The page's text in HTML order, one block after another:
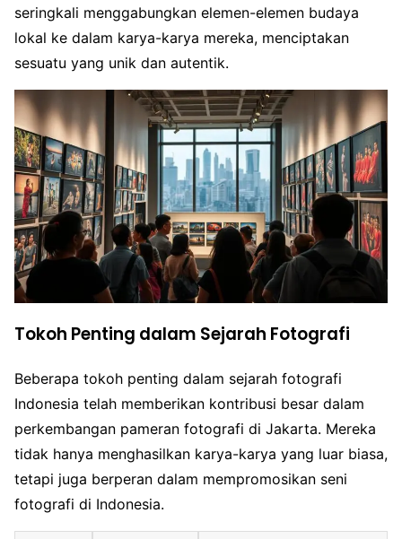
seringkali menggabungkan elemen-elemen budaya
lokal ke dalam karya-karya mereka, menciptakan
sesuatu yang unik dan autentik.
Tokoh Penting dalam Sejarah Fotografi
Beberapa tokoh penting dalam sejarah fotografi
Indonesia telah memberikan kontribusi besar dalam
perkembangan pameran fotografi di Jakarta. Mereka
tidak hanya menghasilkan karya-karya yang luar biasa,
tetapi juga berperan dalam mempromosikan seni
fotografi di Indonesia.